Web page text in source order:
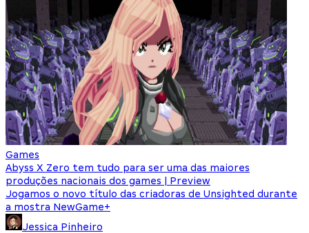
Games
Abyss X Zero tem tudo para ser uma das maiores
produções nacionais dos games | Preview
Jogamos o novo título das criadoras de Unsighted durante
a mostra NewGame+
Jessica Pinheiro